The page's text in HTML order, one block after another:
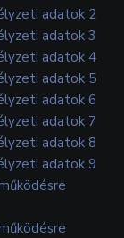
adatok 2
adatok 3
adatok 4
adatok 5
adatok 6
adatok 7
adatok 8
adatok 9